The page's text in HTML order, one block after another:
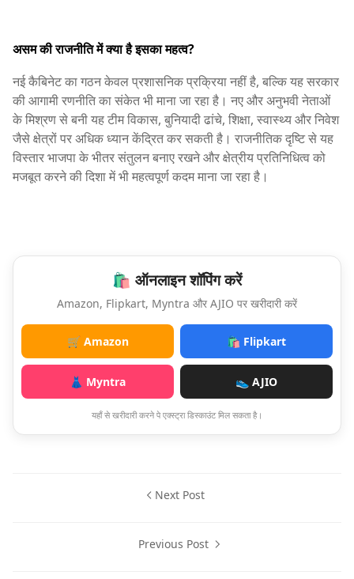
असम की राजनीति में क्या है इसका महत्व?
नई कैबिनेट का गठन केवल प्रशासनिक प्रक्रिया नहीं है, बल्कि यह सरकार
की आगामी रणनीति का संकेत भी माना जा रहा है। नए और अनुभवी नेताओं
के मिश्रण से बनी यह टीम विकास, बुनियादी ढांचे, शिक्षा, स्वास्थ्य और निवेश
जैसे क्षेत्रों पर अधिक ध्यान केंद्रित कर सकती है। राजनीतिक दृष्टि से यह
विस्तार भाजपा के भीतर संतुलन बनाए रखने और क्षेत्रीय प्रतिनिधित्व को
मजबूत करने की दिशा में भी महत्वपूर्ण कदम माना जा रहा है।
🛍️ ऑनलाइन शॉपिंग करें
Amazon, Flipkart, Myntra और AJIO पर खरीदारी करें
🛒 Amazon 🛍️ Flipkart
👗 Myntra 👟 AJIO
यहाँ से खरीदारी करने पे एक्स्ट्रा डिस्काउंट मिल सकता है।
Next Post
Previous Post